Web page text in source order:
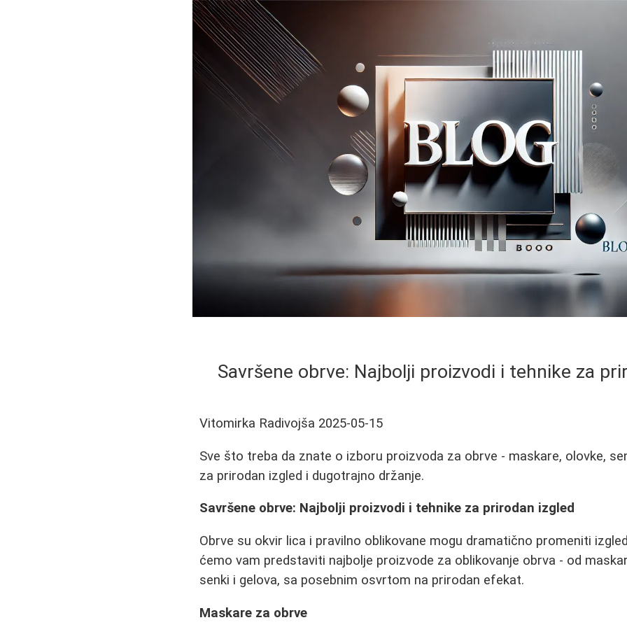
Savršene obrve: Najbolji proizvodi i tehnike za
Vitomirka Radivojša 2025-05-15
Sve što treba da znate o izboru proizvoda za obrve - maskare, olovke,
za prirodan izgled i dugotrajno držanje.
Savršene obrve: Najbolji proizvodi i tehnike za prirodan izgled
Obrve su okvir lica i pravilno oblikovane mogu dramatično promeniti
ćemo vam predstaviti najbolje proizvode za oblikovanje obrva - od
senki i gelova, sa posebnim osvrtom na prirodan efekat.
Maskare za obrve